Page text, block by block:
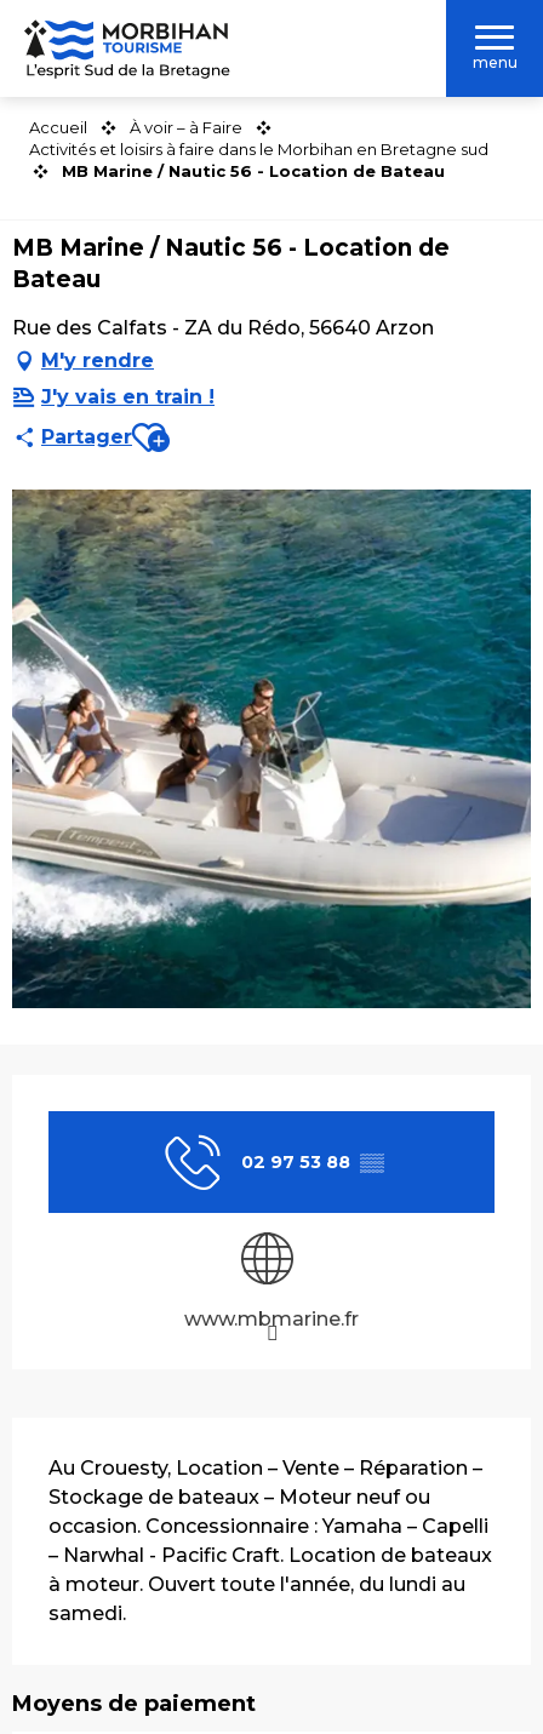
Aller
contenu
menu
Accueil
À voir – à Faire
Activités et loisirs à faire dans le Morbihan en Bretagne sud
MB Marine / Nautic 56 - Location de Bateau
MB Marine / Nautic 56 - Location de
Bateau
Rue des Calfats - ZA du Rédo, 56640 Arzon
M'y rendre
J'y vais en train !
PartagerAjouter aux favoris
02 97 53 88 ▒▒
www.mbmarine.fr
Au Crouesty, Location – Vente – Réparation –
Stockage de bateaux – Moteur neuf ou
occasion. Concessionnaire : Yamaha – Capelli
– Narwhal - Pacific Craft. Location de bateaux
à moteur. Ouvert toute l'année, du lundi au
samedi.
Moyens de paiement